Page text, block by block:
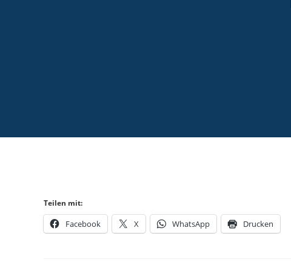
Teilen mit:
Facebook X WhatsApp Drucken